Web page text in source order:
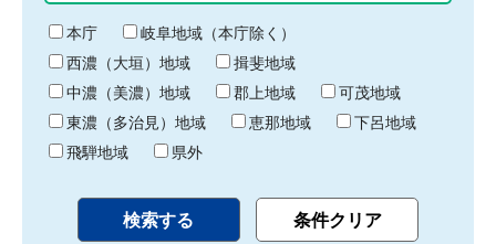
り
終
わ
り
本庁
岐阜地域（本庁除く）
西濃（大垣）地域
揖斐地域
中濃（美濃）地域
郡上地域
可茂地域
東濃（多治見）地域
恵那地域
下呂地域
飛騨地域
県外